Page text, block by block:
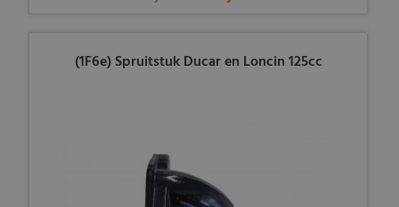
(1F6e) Spruitstuk Ducar en Loncin 125cc